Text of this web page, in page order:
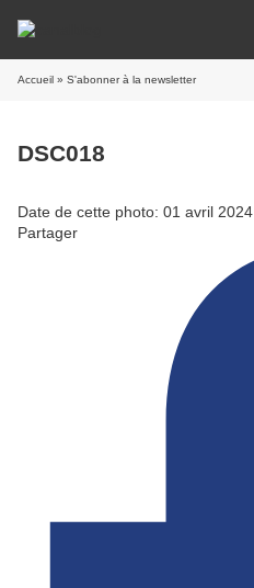
Accueil » S'abonner à la newsletter
DSC018
Date de cette photo: 01 avril 2024
Partager